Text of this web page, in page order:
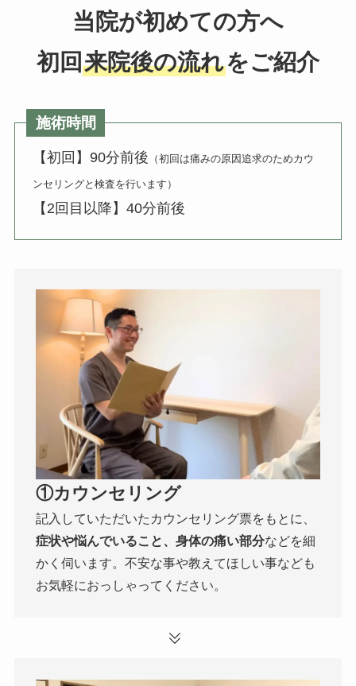
当院が初めての方へ
初回 来院後の流れをご紹介
施術時間
【初回】90分前後 （初回は痛みの原因追求のためカウ
ンセリングと検査を行います）
【2回目以降】40分前後
①カウンセリング
記入していただいたカウンセリング票をもとに、
症状や悩んでいること、身体の痛い部分などを細
かく伺います。不安な事や教えてほしい事なども
お気軽におっしゃってください。